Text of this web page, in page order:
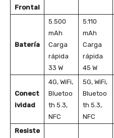
Frontal
Batería
5.500
mAh
Carga
rápida
33 W
5.110
mAh
Carga
rápida
45 W
Conect
ividad
4G, WiFi,
Bluetoo
th 5.3,
NFC
5G, WiFi,
Bluetoo
th 5.3,
NFC
Resiste